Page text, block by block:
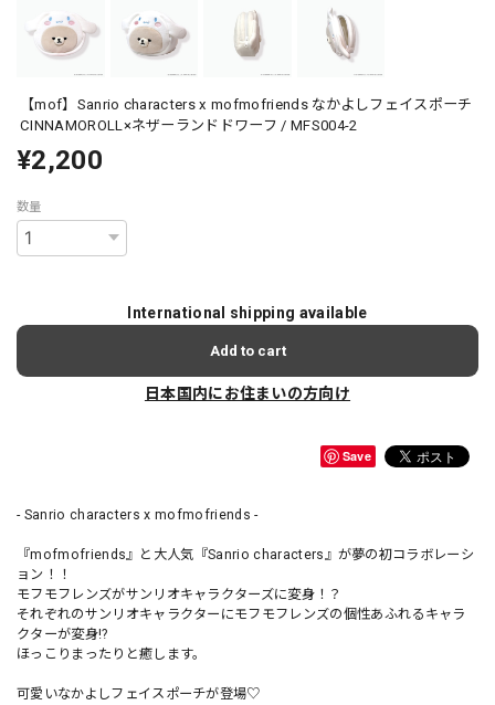
【mof】Sanrio characters x mofmofriends なかよしフェイスポーチ
CINNAMOROLL×ネザーランドドワーフ / MFS004-2
¥2,200
数量
International shipping available
Add to cart
日本国内にお住まいの方向け
Save
- Sanrio characters x mofmofriends -
『mofmofriends』と大人気『Sanrio characters』が夢の初コラボレーシ
ョン！！
モフモフレンズがサンリオキャラクターズに変身！？
それぞれのサンリオキャラクターにモフモフレンズの個性あふれるキャラ
クターが変身!?
ほっこりまったりと癒します。
可愛いなかよしフェイスポーチが登場♡